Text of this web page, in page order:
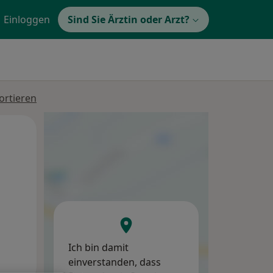
Einloggen Sind Sie Ärztin oder Arzt?
Ich bin damit
einverstanden, dass